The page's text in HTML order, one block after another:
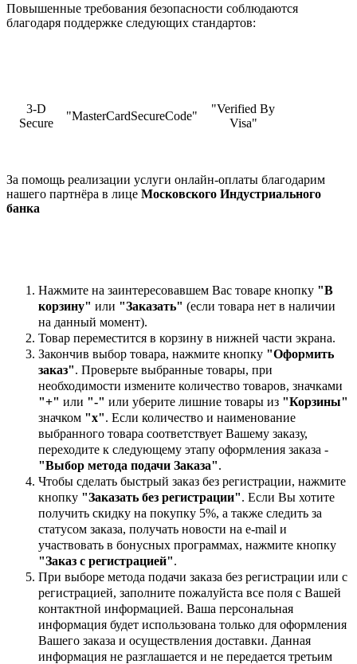
Повышенные требования безопасности соблюдаются
благодаря поддержке следующих стандартов:
3-D
Secure
"MasterCardSecureCode"
"Verified By
Visa"
За помощь реализации услуги онлайн-оплаты благодарим
нашего партнёра в лице Московского Индустриального
банка
Нажмите на заинтересовавшем Вас товаре кнопку "В
корзину" или "Заказать" (если товара нет в наличии
на данный момент).
Товар переместится в корзину в нижней части экрана.
Закончив выбор товара, нажмите кнопку "Оформить
заказ". Проверьте выбранные товары, при
необходимости измените количество товаров, значками
"+" или "-" или уберите лишние товары из "Корзины"
значком "х". Если количество и наименование
выбранного товара соответствует Вашему заказу,
переходите к следующему этапу оформления заказа -
"Выбор метода подачи Заказа".
Чтобы сделать быстрый заказ без регистрации, нажмите
кнопку "Заказать без регистрации". Если Вы хотите
получить скидку на покупку 5%, а также следить за
статусом заказа, получать новости на e-mail и
участвовать в бонусных программах, нажмите кнопку
"Заказ с регистрацией".
При выборе метода подачи заказа без регистрации или с
регистрацией, заполните пожалуйста все поля с Вашей
контактной информацией. Ваша персональная
информация будет использована только для оформления
Вашего заказа и осуществления доставки. Данная
информация не разглашается и не передается третьим